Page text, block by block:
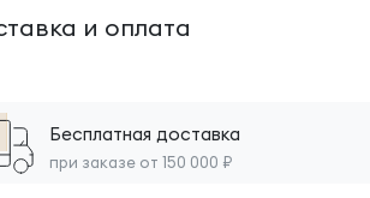
и оплата
Бесплатная доставка
при заказе от 150 000 ₽